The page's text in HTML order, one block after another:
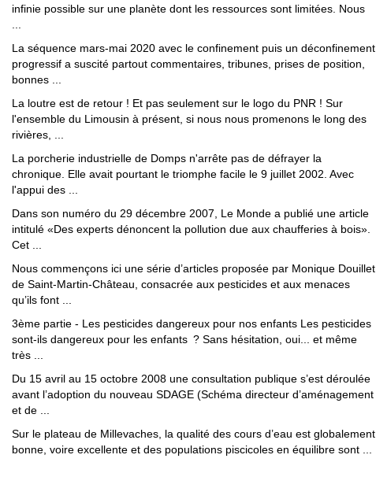
infinie possible sur une planète dont les ressources sont limitées. Nous
La séquence mars-mai 2020 avec le confinement puis un déconfinement
progressif a suscité partout commentaires, tribunes, prises de position,
bonnes ...
La loutre est de retour ! Et pas seulement sur le logo du PNR ! Sur
l'ensemble du Limousin à présent, si nous nous promenons le long des
rivières, ...
La porcherie industrielle de Domps n'arrête pas de défrayer la
chronique. Elle avait pourtant le triomphe facile le 9 juillet 2002. Avec
l'appui des ...
Dans son numéro du 29 décembre 2007, Le Monde a publié une article
intitulé «Des experts dénoncent la pollution due aux chaufferies à bois».
Cet ...
Nous commençons ici une série d’articles proposée par Monique Douillet
de Saint-Martin-Château, consacrée aux pesticides et aux menaces
qu’ils font ...
3ème partie - Les pesticides dangereux pour nos enfants Les pesticides
sont-ils dangereux pour les enfants ? Sans hésitation, oui... et même
très ...
Du 15 avril au 15 octobre 2008 une consultation publique s’est déroulée
avant l’adoption du nouveau SDAGE (Schéma directeur d’aménagement
et de ...
Sur le plateau de Millevaches, la qualité des cours d’eau est globalement
bonne, voire excellente et des populations piscicoles en équilibre sont ...